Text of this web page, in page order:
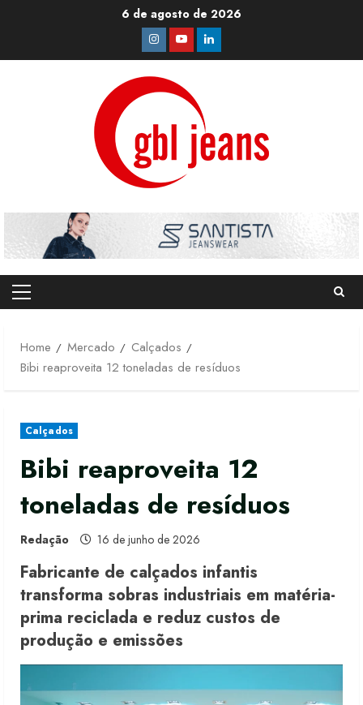
6 de agosto de 2026
Instagram
YoutubeLinkedin
Primary
Home
Mercado
Calçados
Bibi reaproveita 12 toneladas de resíduos
Calçados
Bibi reaproveita 12
toneladas de resíduos
Redação 16 de junho de 2026
Fabricante de calçados infantis
transforma sobras industriais em matéria-
prima reciclada e reduz custos de
produção e emissões